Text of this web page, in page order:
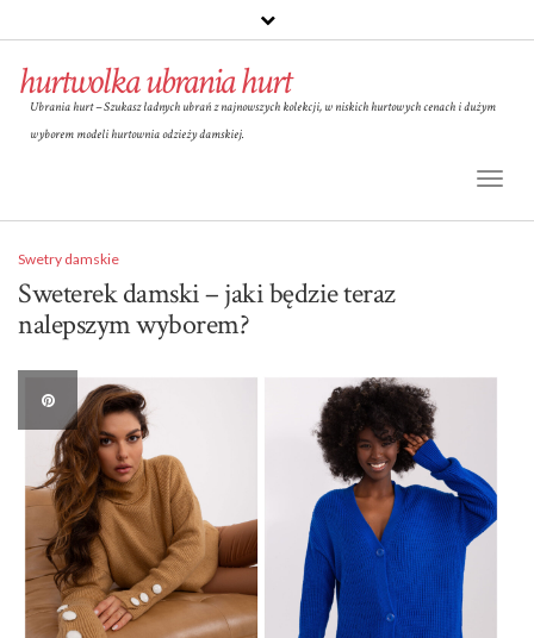
hurtwolka ubrania hurt
Ubrania hurt – Szukasz ładnych ubrań z najnowszych kolekcji, w niskich hurtowych cenach i dużym
wyborem modeli hurtownia odzieży damskiej.
Swetry damskie
Sweterek damski – jaki będzie teraz
nalepszym wyborem?